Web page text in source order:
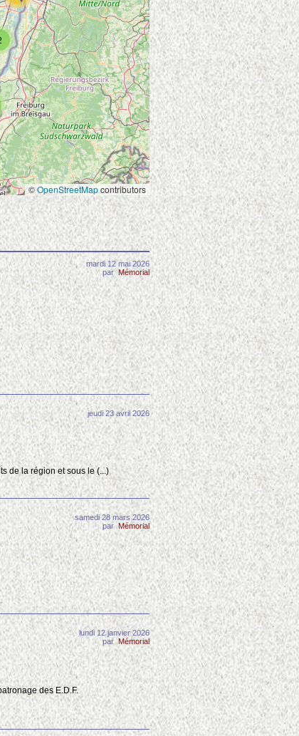
©OpenStreetMapcontributors
mardi 12 mai 2026
par Mémorial
jeudi 23 avril 2026
de la région et sous le (...)
samedi 28 mars 2026
parMémorial
lundi 12 janvier 2026
par Mémorial
des E.D.F.